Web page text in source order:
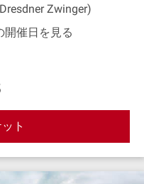
Zwinger)
開催日を見る
ト